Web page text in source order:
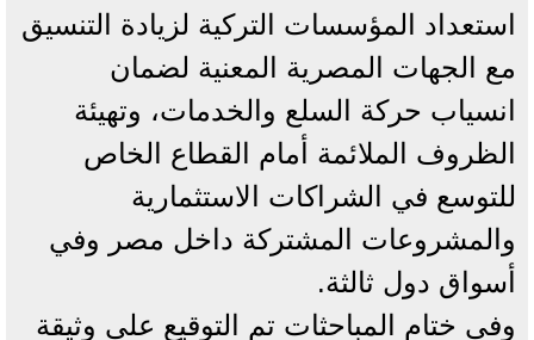
استعداد المؤسسات التركية لزيادة التنسيق
مع الجهات المصرية المعنية لضمان
انسياب حركة السلع والخدمات، وتهيئة
الظروف الملائمة أمام القطاع الخاص
للتوسع في الشراكات الاستثمارية
والمشروعات المشتركة داخل مصر وفي
أسواق دول ثالثة.
وفي ختام المباحثات تم التوقيع على وثيقة